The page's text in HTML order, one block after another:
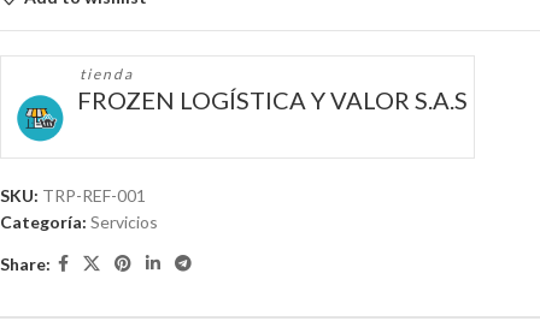
tienda
FROZEN LOGÍSTICA Y VALOR S.A.S
SKU: TRP-REF-001
Categoría: Servicios
Share: